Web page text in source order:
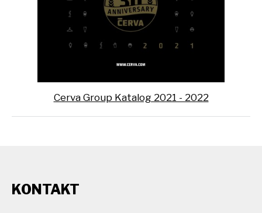
Cerva Group Katalog 2021 - 2022
KONTAKT